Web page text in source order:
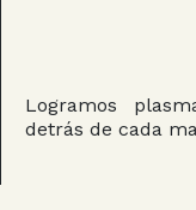
Logramos
detrás de cada